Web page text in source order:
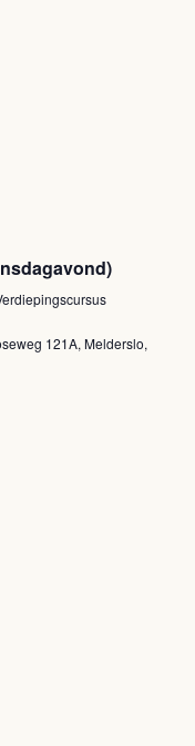
121A, Melderslo,